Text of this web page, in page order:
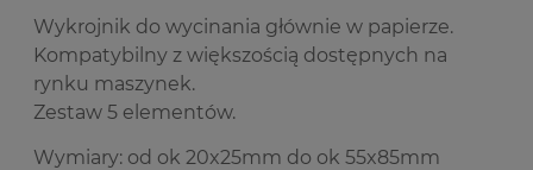
Wykrojnik do wycinania głównie w papierze.
Kompatybilny z większością dostępnych na
rynku maszynek.
Zestaw 5 elementów.
Wymiary: od ok 20x25mm do ok 55x85mm